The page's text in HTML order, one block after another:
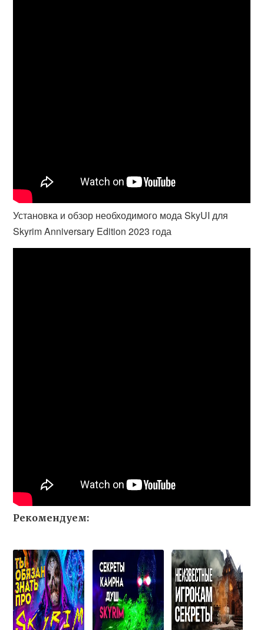
Установка и обзор необходимого мода SkyUI для
Skyrim Anniversary Edition 2023 года
Рекомендуем: